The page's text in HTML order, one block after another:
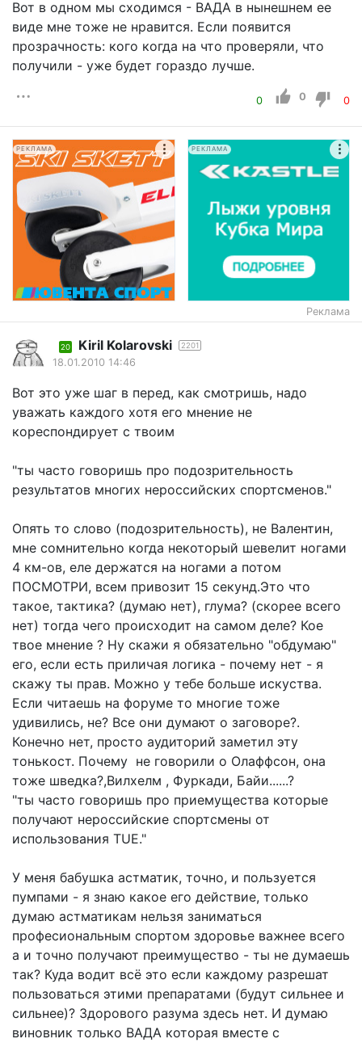
Вот в одном мы сходимся - ВАДА в нынешнем ее
виде мне тоже не нравится. Если появится
прозрачность: кого когда на что проверяли, что
получили - уже будет гораздо лучше.
0 0 0
РЕКЛАМА РЕКЛАМА
Реклама
20 Kiril Kolarovski 2201
18.01.2010 14:46
Вот это уже шаг в перед, как смотришь, надо
уважать каждого хотя его мнение не
кореспондирует с твоим
"ты часто говоришь про подозрительность
результатов многих нероссийских спортсменов."
Опять то слово (подозрительность), не Валентин,
мне сомнительно когда некоторый шевелит ногами
4 км-ов, еле держатся на ногами а потом
ПОСМОТРИ, всем привозит 15 секунд.Это что
такое, тактика? (думаю нет), глума? (скорее всего
нет) тогда чего происходит на самом деле? Кое
твое мнение ? Ну скажи я обязательно "обдумаю"
его, если есть приличая логика - почему нет - я
скажу ты прав. Можно у тебе больше искуства.
Если читаешь на форуме то многие тоже
удивились, не? Все они думают о заговоре?.
Конечно нет, просто аудиторий заметил эту
тонькост. Почему не говорили о Олаффсон, она
тоже шведка?,Вилхелм , Фуркади, Байи......?
"ты часто говоришь про приемущества которые
получают нероссийские спортсмены от
использования TUE."
У меня бабушка астматик, точно, и пользуется
пумпами - я знаю какое его действие, только
думаю астматикам нельзя заниматься
професиональным спортом здоровье важнее всего
а и точно получают преимущество - ты не думаешь
так? Куда водит всё это если каждому разрешат
пользоваться этими препаратами (будут сильнее и
сильнее)? Здорового разума здесь нет. И думаю
виновник только ВАДА которая вместе с